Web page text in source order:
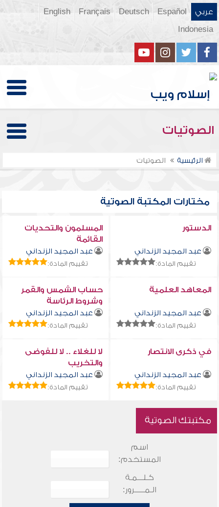
عربي Español
Deutsch
Français
English
Indonesia
الصوتيات
الرئيسية الصوتيات
مختارات المكتبة الصوتية
الدستور
عبد المجيد الزنداني
تقييم المادة:
المسلمون والتحديات
القائمة
عبد المجيد الزنداني
تقييم المادة:
المعاهد العلمية
عبد المجيد الزنداني
تقييم المادة:
حساب الشمس والقمر
وشروط الرئاسة
عبد المجيد الزنداني
تقييم المادة:
في ذكرى الانتصار
عبد المجيد الزنداني
تقييم المادة:
لا للغلاء .. لا للفوضى
والتخريب
عبد المجيد الزنداني
تقييم المادة:
مكتبتك الصوتية
اسم
المستخدم:
كـلـــمـة
الـمـــــرور: